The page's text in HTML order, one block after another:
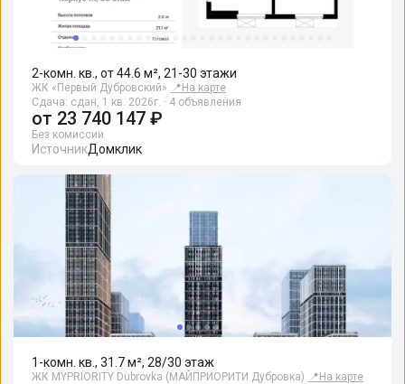
2-комн. кв., от 44.6 м², 21-30 этажи
ЖК «Первый Дубровский» 📍 На карте
Сдача: сдан, 1 кв. 2026г. · 4 объявления
от 23 740 147 ₽
Без комиссии
ИсточникДомклик
1-комн. кв., 31.7 м², 28/30 этаж
ЖК MYPRIORITY Dubrovka (МАЙПРИОРИТИ Дубровка) 📍 На карте